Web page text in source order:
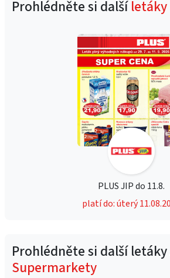
Prohlédněte si dalšíletáky
PLUS JIP do 11.8.
platí do: úterý
Prohlédněte si další
Supermarkety